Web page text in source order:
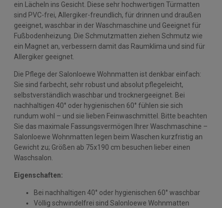
ein Lächeln ins Gesicht. Diese sehr hochwertigen Türmatten
sind PVC-frei, Allergiker-freundlich, für drinnen und draußen
geeignet, waschbar in der Waschmaschine und Geeignet für
Fußbodenheizung. Die Schmutzmatten ziehen Schmutz wie
ein Magnet an, verbessern damit das Raumklima und sind für
Allergiker geeignet.
Die Pflege der Salonloewe Wohnmatten ist denkbar einfach:
Sie sind farbecht, sehr robust und absolut pflegeleicht,
selbstverständlich waschbar und trocknergeeignet. Bei
nachhaltigen 40° oder hygienischen 60° fühlen sie sich
rundum wohl – und sie lieben Feinwaschmittel. Bitte beachten
Sie das maximale Fassungsvermögen Ihrer Waschmaschine –
Salonloewe Wohnmatten legen beim Waschen kurzfristig an
Gewicht zu; Größen ab 75x190 cm besuchen lieber einen
Waschsalon.
Eigenschaften:
Bei nachhaltigen 40° oder hygienischen 60° waschbar
Völlig schwindelfrei sind Salonloewe Wohnmatten